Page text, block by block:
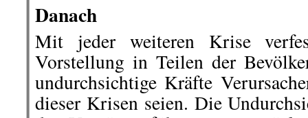
Danach
Mit jeder weiteren Krise
Vorstellung in Teilen der
undurchsichtige Kräfte
dieser Krisen seien. Die